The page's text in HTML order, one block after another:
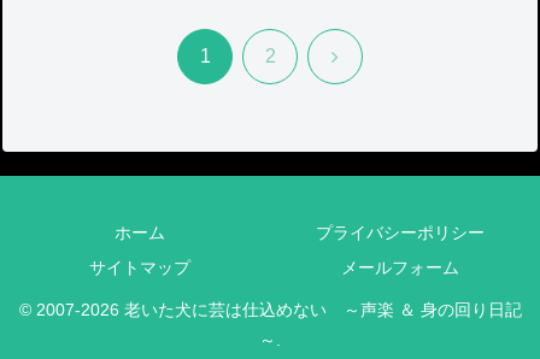
1 2 次
ホーム
プライバシーポリシー
サイトマップ
メールフォーム
© 2007-2026 老いた犬に芸は仕込めない ～声楽 ＆ 身の回り日記
～.